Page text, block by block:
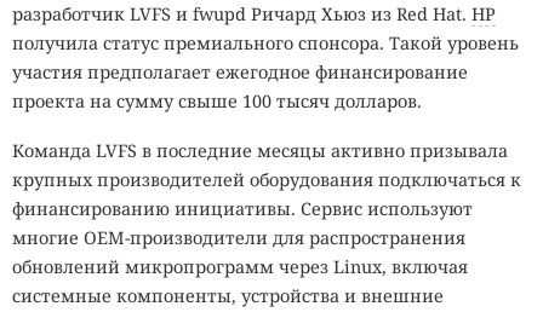
разработчик LVFS и fwupd Ричард Хьюз из Red Hat. HP
получила статус премиального спонсора. Такой уровень
участия предполагает ежегодное финансирование
проекта на сумму свыше 100 тысяч долларов.
Команда LVFS в последние месяцы активно призывала
крупных производителей оборудования подключаться к
финансированию инициативы. Сервис используют
многие OEM-производители для распространения
обновлений микропрограмм через Linux, включая
системные компоненты, устройства и внешние